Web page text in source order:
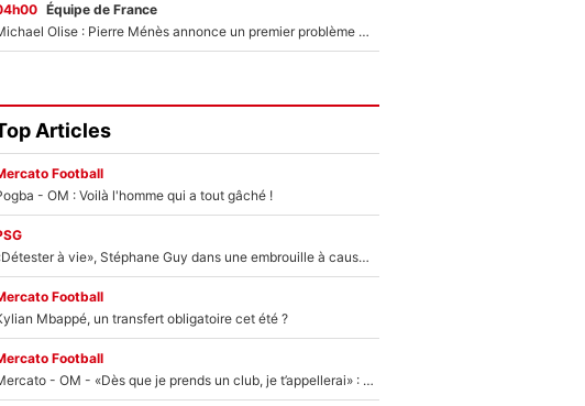
Équipe de France
Michael Olise : Pierre Ménès annonce un premier problème pour Zinedine Zidane en équipe de France
Articles
Football
- OM : Voilà l'homme qui a tout gâché !
«Détester à vie», Stéphane Guy dans une embrouille à cause du PSG !
Football
Mbappé, un transfert obligatoire cet été ?
Football
Mercato - OM - «Dès que je prends un club, je t’appellerai» : La promesse de Marcelino au moment de claquer la porte